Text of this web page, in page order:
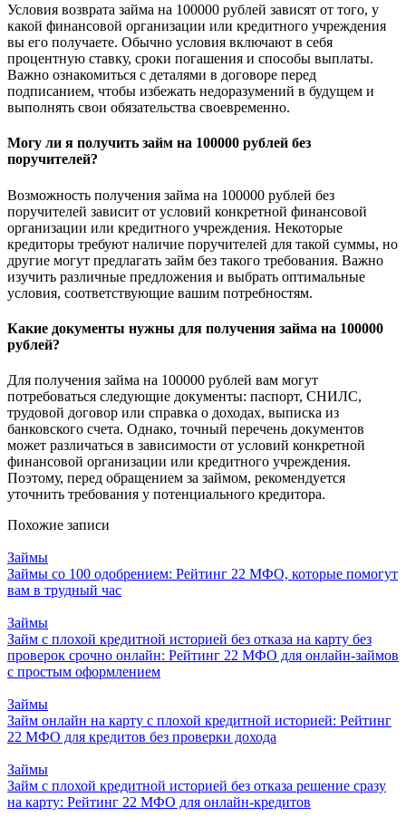
Условия возврата займа на 100000 рублей зависят от того, у
какой финансовой организации или кредитного учреждения
вы его получаете. Обычно условия включают в себя
процентную ставку, сроки погашения и способы выплаты.
Важно ознакомиться с деталями в договоре перед
подписанием, чтобы избежать недоразумений в будущем и
выполнять свои обязательства своевременно.
Могу ли я получить займ на 100000 рублей без
поручителей?
Возможность получения займа на 100000 рублей без
поручителей зависит от условий конкретной финансовой
организации или кредитного учреждения. Некоторые
кредиторы требуют наличие поручителей для такой суммы, но
другие могут предлагать займ без такого требования. Важно
изучить различные предложения и выбрать оптимальные
условия, соответствующие вашим потребностям.
Какие документы нужны для получения займа на 100000
рублей?
Для получения займа на 100000 рублей вам могут
потребоваться следующие документы: паспорт, СНИЛС,
трудовой договор или справка о доходах, выписка из
банковского счета. Однако, точный перечень документов
может различаться в зависимости от условий конкретной
финансовой организации или кредитного учреждения.
Поэтому, перед обращением за займом, рекомендуется
уточнить требования у потенциального кредитора.
Похожие записи
Займы
Займы со 100 одобрением: Рейтинг 22 МФО, которые помогут
вам в трудный час
Займы
Займ с плохой кредитной историей без отказа на карту без
проверок срочно онлайн: Рейтинг 22 МФО для онлайн-займов
с простым оформлением
Займы
Займ онлайн на карту с плохой кредитной историей: Рейтинг
22 МФО для кредитов без проверки дохода
Займы
Займ с плохой кредитной историей без отказа решение сразу
на карту: Рейтинг 22 МФО для онлайн-кредитов